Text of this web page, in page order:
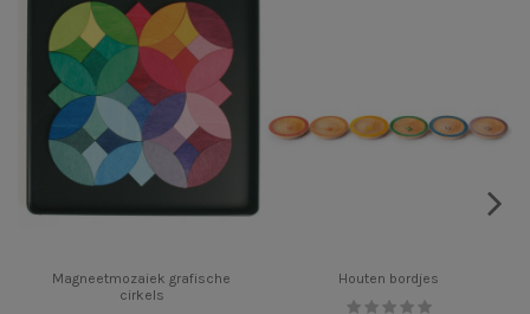
Magneetmozaiek grafische
cirkels
Houten bordjes